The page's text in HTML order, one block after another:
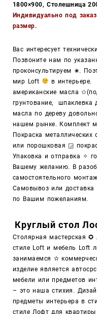
1800×900,Столешница
Индивидуально под
размер.
Вас интересует
Позвоните нам по
проконсультируем ✬.
мир Loft
в
американские масла
грунтование, шпаклевка
масла по дереву
нашем рынке. Комплект
Покраска
или порошковая ◲
Упаковка и отправка ✧
Вашему желанию. В
самостоятельного
Самовывоз или доставка
по Вашим пожеланиям.
Круглый стол
Столярная мастерская
стиле Loft и мебель Loft
занимаемся ✫
изделие является
мебели или предметов
– это наша стихия.
предметы интерьера в
стиле Лофт для